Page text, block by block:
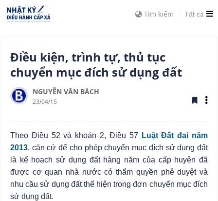
Tìm kiếm Tất cả
Điều kiện, trình tự, thủ tục
chuyển mục đích sử dụng đất
NGUYỄN VĂN BÁCH
23/04/15
Theo Điều 52 và khoản 2, Điều 57
Luật Đất đai năm
2013, căn cứ để cho phép chuyển mục đích sử dụng đất
là kế hoạch sử dụng đất hàng năm của cấp huyện đã
được cơ quan nhà nước có thẩm quyền phê duyệt và
nhu cầu sử dụng đất thể hiện trong đơn chuyển mục đích
sử dụng đất.